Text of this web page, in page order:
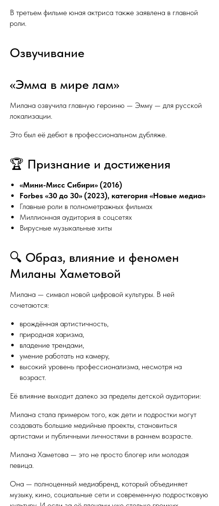
В третьем фильме юная актриса также заявлена в главной
роли.
Озвучивание
«Эмма в мире лам»
Милана озвучила главную героиню — Эмму — для русской
локализации.
Это был её дебют в профессиональном дубляже.
🏆 Признание и достижения
«Мини-Мисс Сибири» (2016)
Forbes «30 до 30» (2023), категория «Новые медиа»
Главные роли в полнометражных фильмах
Миллионная аудитория в соцсетях
Вирусные музыкальные хиты
🔍 Образ, влияние и феномен
Миланы Хаметовой
Милана — символ новой цифровой культуры. В ней
сочетаются:
врождённая артистичность,
природная харизма,
владение трендами,
умение работать на камеру,
высокий уровень профессионализма, несмотря на
возраст.
Её влияние выходит далеко за пределы детской аудитории:
Милана стала примером того, как дети и подростки могут
создавать большие медийные проекты, становиться
артистами и публичными личностями в раннем возрасте.
Милана Хаметова — это не просто блогер или молодая
певица.
Она — полноценный медиабренд, который объединяет
музыку, кино, социальные сети и современную подростковую